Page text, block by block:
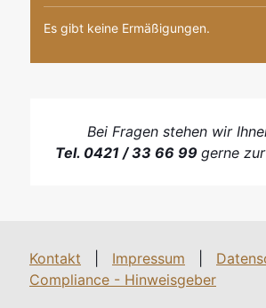
Es gibt keine Ermäßigungen.
Bei Fragen stehen wir
Tel. 0421 / 33 66 99 gerne
Kontakt Impressum
Compliance - Hinweisgeber